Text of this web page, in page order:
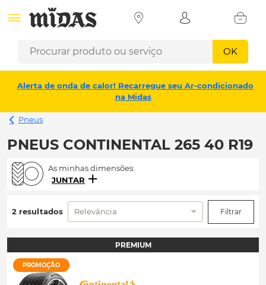
OK
Alerta de onda de calor! Recarregue seu Ar-condicionado
na Midas
Pneus
PNEUS CONTINENTAL 265 40 R19
As minhas dimensões:
JUNTAR
2 resultados Relevância Filtrar
PREMIUM
PROMOÇÃO